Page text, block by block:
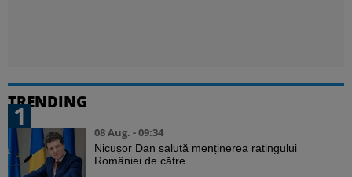
TRENDING
1
08 Aug. - 09:34
Nicușor Dan salută menținerea ratingului
României de către ...